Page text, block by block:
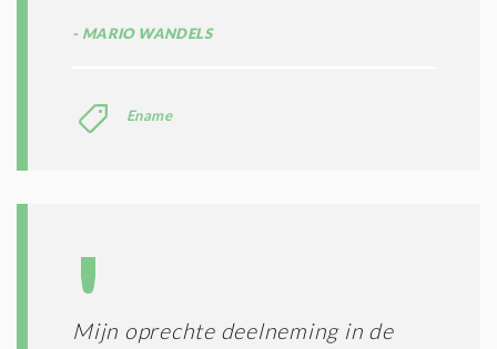
MARIO WANDELS
Ename
Mijn oprechte deelneming in de